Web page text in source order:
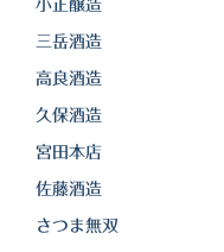
小正醸造
三岳酒造
高良酒造
久保酒造
宮田本店
佐藤酒造
さつま無双